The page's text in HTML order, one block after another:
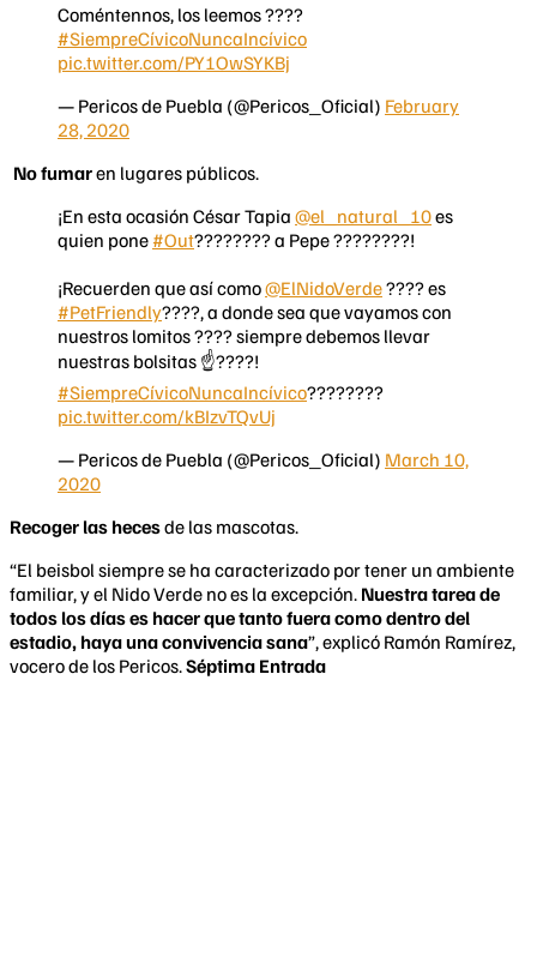
Coméntennos, los leemos ????
#SiempreCívicoNuncaIncívico
pic.twitter.com/PY1OwSYKBj
— Pericos de Puebla (@Pericos_Oficial) February
28, 2020
No fumaren lugares públicos.
¡En esta ocasión César Tapia @el_natural_10es
quien pone #Out???????? a Pepe ????????!
¡Recuerden que así como@ElNidoVerde???? es
#PetFriendly????, a donde sea que vayamos con
nuestros lomitos ???? siempre debemos llevar
nuestras bolsitas ☝????!
#SiempreCívicoNuncaIncívico????????
pic.twitter.com/kBIzvTQvUj
— Pericos de Puebla (@Pericos_Oficial) March 10,
2020
Recoger las hecesde las mascotas.
“El beisbol siempre se ha caracterizado por tener un ambiente
familiar, y el Nido Verde no es la excepción. Nuestra tarea de
todos los días es hacer que tanto fuera como dentro del
estadio, haya una convivencia sana”, explicó Ramón Ramírez,
vocero de los Pericos.Séptima Entrada